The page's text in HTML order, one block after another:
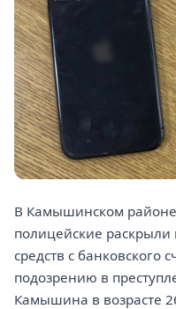
В Камышинском районе
полицейские
средств с банковского
подозрению в
Камышина в возрасте